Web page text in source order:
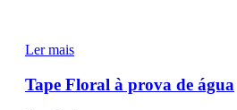
Ler mais
Tape Floral à prova de água